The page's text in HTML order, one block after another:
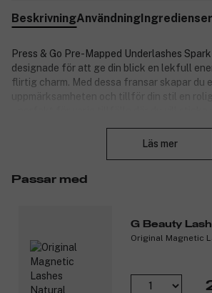
BeskrivningAnvändningIngredienser
Press & Go Pre-Mapped Underlashes
designade för att ge din blick en lekfull
flirtig charm. Med dessa fransar skapar du
uppmärksamheten och tillför din stil en
Lekfull och flirtig design: Spark-
för att ge din look liv och framhäva
ett fint och vackert resultat.
Selvhäftande: Ingen behov av
fästs enkelt och sitter säkert hela
Enkla att använda och långvariga resultat:
Läs mer
Passar med
G Beauty
Original Magnetic